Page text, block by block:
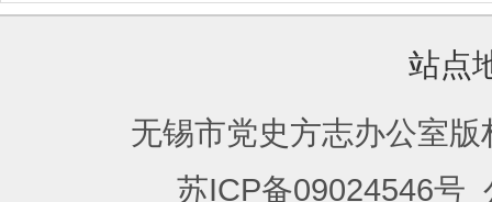
站点
无锡市党史方志办公室
苏ICP备09024546号